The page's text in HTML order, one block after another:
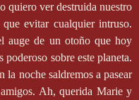
quiero ver destruida nuestro
evitar cualquier intruso.
auge de un otoño que hoy
sobre este planeta.
la noche saldremos a pasear
Ah, querida Marie y